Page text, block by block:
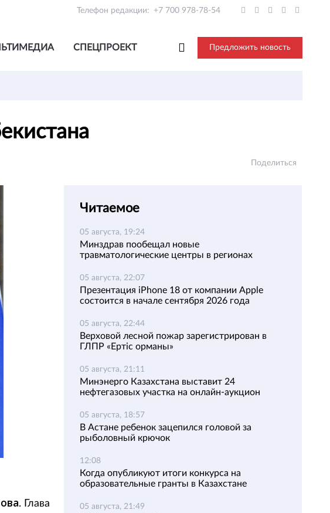
Телефон редакции: +7 700 978-78-54
СПЕЦПРОЕКТ Предложить новость
Поделиться
. Глава
Читаемое
05 августа, 19:24
Минздрав пообещал новые
травматологические центры в регионах
05 августа, 22:07
Презентация iPhone 18 от компании Apple
состоится в начале сентября 2026 года
05 августа, 22:44
Верховой лесной пожар зарегистрирован в
ГЛПР «Ертіс орманы»
05 августа, 21:11
Минэнерго Казахстана выставит 24
нефтегазовых участка на онлайн-аукцион
05 августа, 18:57
В Астане ребенок зацепился головой за
рыболовный крючок
12:08
Когда опубликуют итоги конкурса на
образовательные гранты в Казахстане
05 августа, 21:49